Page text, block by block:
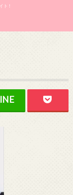
ト！